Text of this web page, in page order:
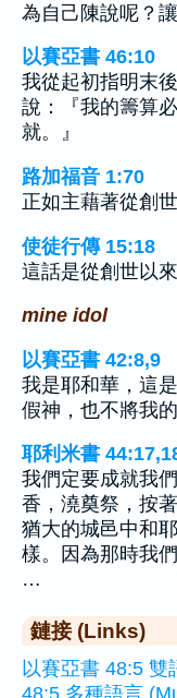
為自己陳說呢？
以賽亞書 46:10
我從起初指明末
說：『我的籌算
就。』
路加福音 1:70
正如主藉著從創
使徒行傳 15:18
這話是從創世以
mine idol
以賽亞書 42:8,9
我是耶和華，這
假神，也不將我
耶利米書
我們定要成就我
香，澆奠祭，按
猶大的城邑中和
樣。因為那時我
…
鏈接 (Links)
以賽亞書 48:5 雙